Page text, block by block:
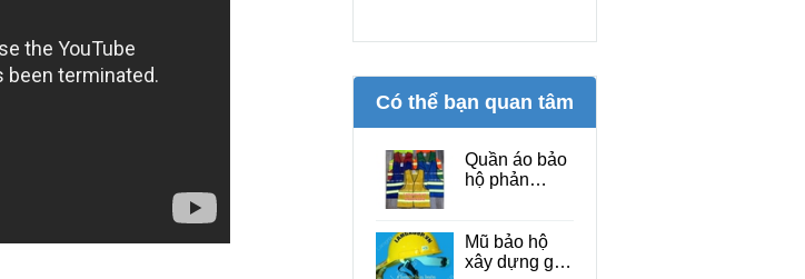
Có thể bạn quan tâm
Quần áo bảo
hộ phản
Mũ bảo hộ
xây dựng giá